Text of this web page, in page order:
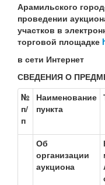
Арамильского
проведении
участков в
торговой площадке
в сети Интернет
СВЕДЕНИЯ О
№
п/
п
Наименование
пункта
Об
организации
аукциона